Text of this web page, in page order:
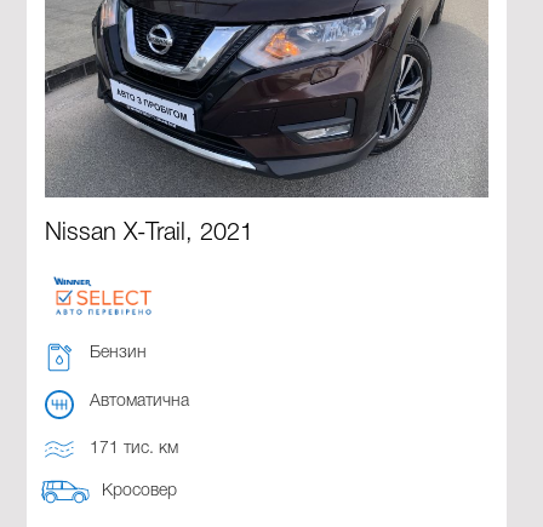
Nissan X-Trail, 2021
Бензин
Автоматична
171 тис. км
Кросовер